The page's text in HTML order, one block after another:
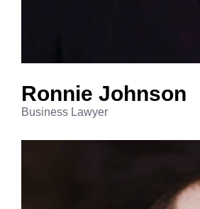
Ronnie Johnson
Business Lawyer